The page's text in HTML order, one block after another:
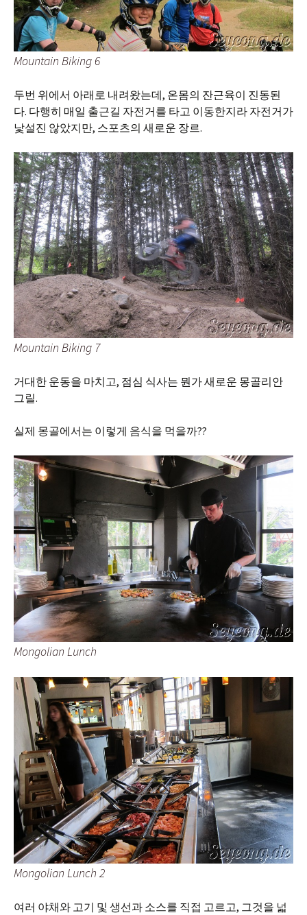
Mountain Biking 6
두번 위에서 아래로 내려왔는데, 온몸의 잔근육이 진동된
다. 다행히 매일 출근길 자전거를 타고 이동한지라 자전거가
낯설진 않았지만, 스포츠의 새로운 장르.
Mountain Biking 7
거대한 운동을 마치고, 점심 식사는 뭔가 새로운 몽골리안
그릴.
실제 몽골에서는 이렇게 음식을 먹을까??
Mongolian Lunch
Mongolian Lunch 2
여러 야채와 고기 및 생선과 소스를 직접 고르고, 그것을 넓